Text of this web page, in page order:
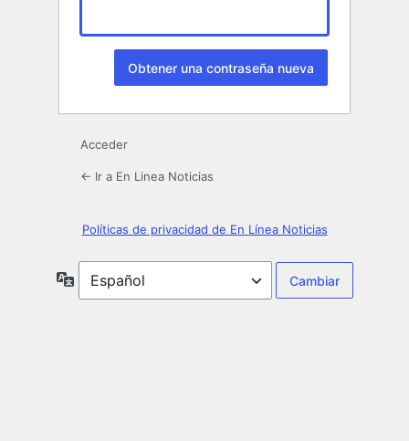
Acceder
← Ir a En Linea Noticias
Políticas de privacidad de En Línea Noticias
Idioma